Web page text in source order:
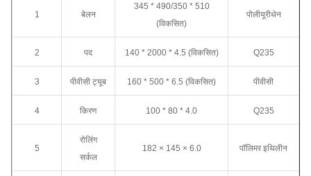
1 बेलन
345 * 490/350 * 510
(विकसित)
पोलीयूरीथेन
2 पद 140 * 2000 * 4.5 (विकसित) Q235
3 पीवीसी ट्यूब 160 * 500 * 6.5 (विकसित) पीवीसी
4 किरण 100 * 80 * 4.0 Q235
5
रोलिंग
सर्कल
182 × 145 × 6.0 पॉलिमर इथिलीन